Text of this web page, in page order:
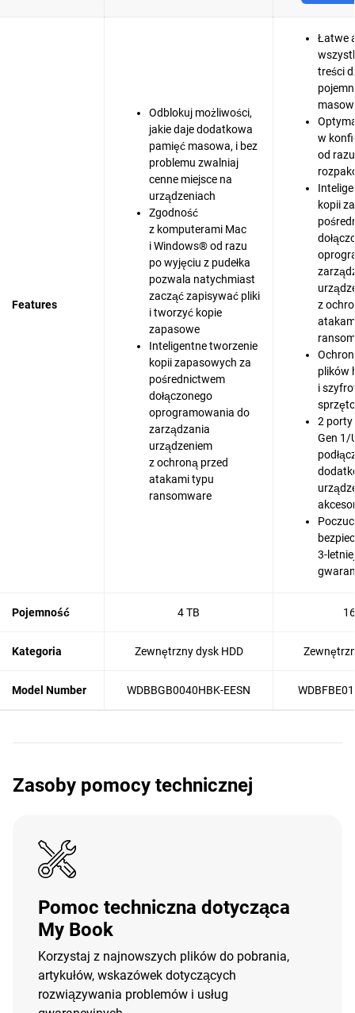
Features
Odblokuj możliwości,
jakie daje dodatkowa
pamięć masowa, i bez
problemu zwalniaj
cenne miejsce na
urządzeniach
Zgodność
z komputerami Mac
i Windows® od razu
po wyjęciu z pudełka
pozwala natychmiast
zacząć zapisywać pliki
i tworzyć kopie
zapasowe
Inteligentne tworzenie
kopii zapasowych za
pośrednictwem
dołączonego
oprogramowania do
zarządzania
urządzeniem
z ochroną przed
atakami typu
ransomware
Łatwe
treści
w
od
kopii
z
plików
i
2 porty
Gen 1/
3-
Pojemność 4 TB
Kategoria Zewnętrzny dysk HDD
Model Number WDBBGB0040HBK-EESN
Zasoby pomocy technicznej
Pomoc techniczna dotycząca
My Book
Korzystaj z najnowszych plików do pobrania,
artykułów, wskazówek dotyczących
rozwiązywania problemów i usług